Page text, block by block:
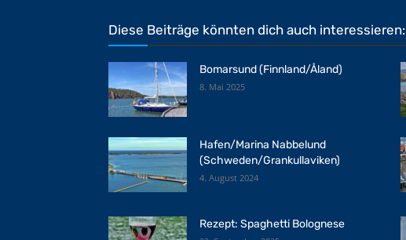
Diese Beiträge könnten dich auch interessieren:
Bomarsund (Finnland/Åland)
8. Mai 2025
Hafen/Marina Nabbelund
(Schweden/Grankullaviken)
4. August 2024
Rezept: Spaghetti Bolognese